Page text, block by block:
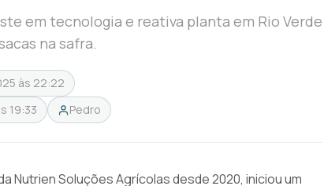
em tecnologia e reativa planta em Rio Verde
na safra.
às 22:22
19:33 Pedro
Nutrien Soluções Agrícolas desde 2020, iniciou um